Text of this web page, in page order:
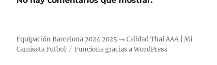
Equipación Barcelona 2024 2025 → Calidad Thai AAA | Mi
Camiseta Futbol
Funciona gracias a WordPress